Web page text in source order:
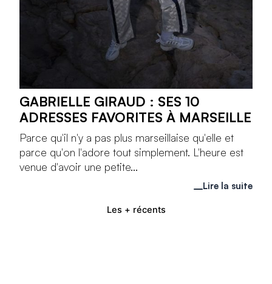
Les + récents
GABRIELLE GIRAUD : SES 10
ADRESSES FAVORITES À MARSEILLE
Parce qu'il n'y a pas plus marseillaise qu'elle et
parce qu'on l'adore tout simplement. L'heure est
venue d'avoir une petite...
Lire la suite